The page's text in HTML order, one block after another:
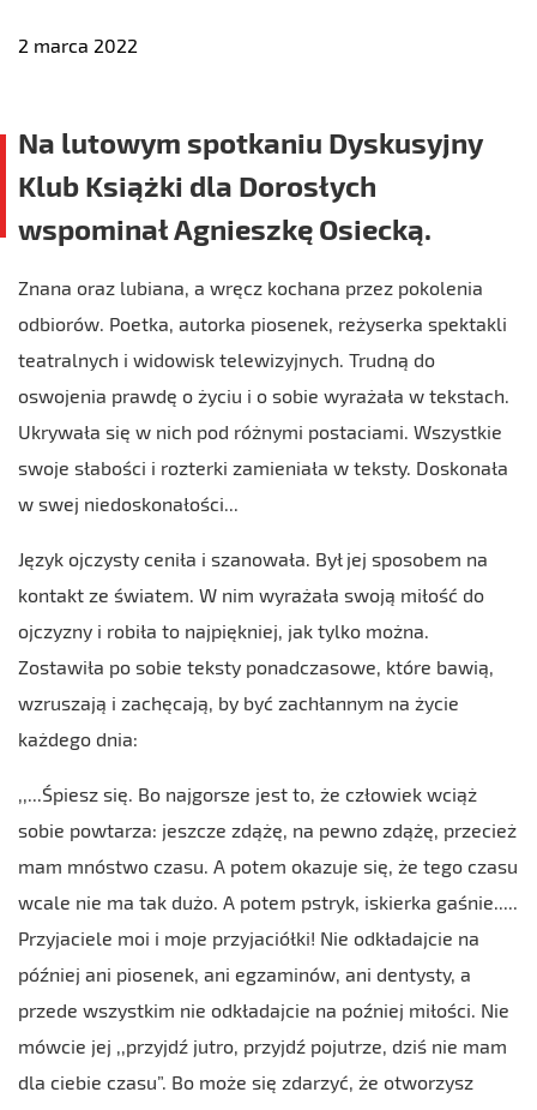
2 marca 2022
Na lutowym spotkaniu Dyskusyjny
Klub Książki dla Dorosłych
wspominał Agnieszkę Osiecką.
Znana oraz lubiana, a wręcz kochana przez pokolenia
odbiorów. Poetka, autorka piosenek, reżyserka spektakli
teatralnych i widowisk telewizyjnych. Trudną do
oswojenia prawdę o życiu i o sobie wyrażała w tekstach.
Ukrywała się w nich pod różnymi postaciami. Wszystkie
swoje słabości i rozterki zamieniała w teksty. Doskonała
w swej niedoskonałości...
Język ojczysty ceniła i szanowała. Był jej sposobem na
kontakt ze światem. W nim wyrażała swoją miłość do
ojczyzny i robiła to najpiękniej, jak tylko można.
Zostawiła po sobie teksty ponadczasowe, które bawią,
wzruszają i zachęcają, by być zachłannym na życie
każdego dnia:
,,...Śpiesz się. Bo najgorsze jest to, że człowiek wciąż
sobie powtarza: jeszcze zdążę, na pewno zdążę, przecież
mam mnóstwo czasu. A potem okazuje się, że tego czasu
wcale nie ma tak dużo. A potem pstryk, iskierka gaśnie.....
Przyjaciele moi i moje przyjaciółki! Nie odkładajcie na
później ani piosenek, ani egzaminów, ani dentysty, a
przede wszystkim nie odkładajcie na poźniej miłości. Nie
mówcie jej ,,przyjdź jutro, przyjdź pojutrze, dziś nie mam
dla ciebie czasu”. Bo może się zdarzyć, że otworzysz